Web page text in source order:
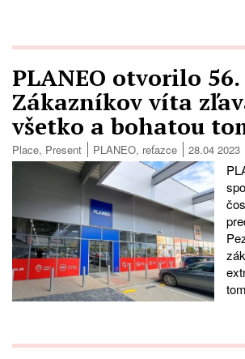
PLANEO otvorilo
Zákazníkov víta
všetko a bohatou
Place, Present PLANEO, reťazce 28.04 2023